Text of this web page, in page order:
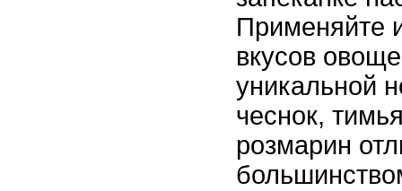
Применяйте
вкусов
уникальной
чеснок,
розмарин